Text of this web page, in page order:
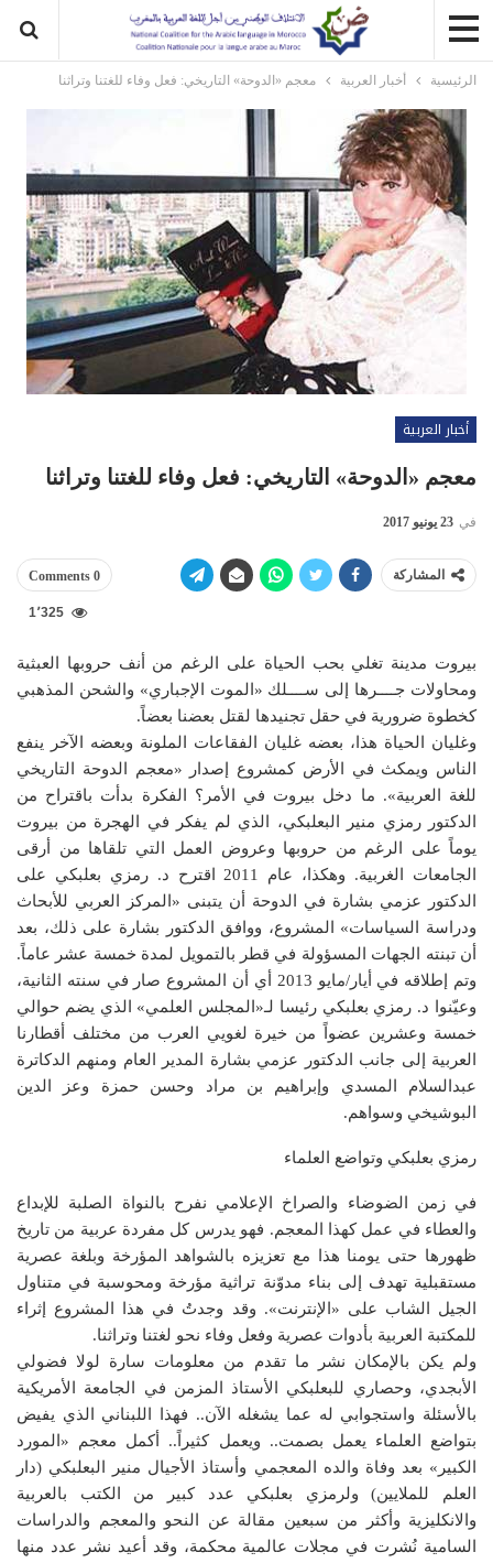
الرئيسية أخبار العربية معجم «الدوحة» التاريخي: فعل وفاء للغتنا وتراثنا
أخبار العربية
معجم «الدوحة» التاريخي: فعل وفاء للغتنا وتراثنا
في 23 يونيو 2017
المشاركة 0 Comments
1٬325
بيروت مدينة تغلي بحب الحياة على الرغم من أنف حروبها العبثية
ومحاولات جــــرها إلى ســــلك «الموت الإجباري» والشحن المذهبي
كخطوة ضرورية في حقل تجنيدها لقتل بعضنا بعضاً.
وغليان الحياة هذا، بعضه غليان الفقاعات الملونة وبعضه الآخر ينفع
الناس ويمكث في الأرض كمشروع إصدار «معجم الدوحة التاريخي
للغة العربية». ما دخل بيروت في الأمر؟ الفكرة بدأت باقتراح من
الدكتور رمزي منير البعلبكي، الذي لم يفكر في الهجرة من بيروت
يوماً على الرغم من حروبها وعروض العمل التي تلقاها من أرقى
الجامعات الغربية. وهكذا، عام 2011 اقترح د. رمزي بعلبكي على
الدكتور عزمي بشارة في الدوحة أن يتبنى «المركز العربي للأبحاث
ودراسة السياسات» المشروع، ووافق الدكتور بشارة على ذلك، بعد
أن تبنته الجهات المسؤولة في قطر بالتمويل لمدة خمسة عشر عاماً.
وتم إطلاقه في أيار/مايو 2013 أي أن المشروع صار في سنته الثانية،
وعيّنوا د. رمزي بعلبكي رئيسا لـ«المجلس العلمي» الذي يضم حوالي
خمسة وعشرين عضواً من خيرة لغويي العرب من مختلف أقطارنا
العربية إلى جانب الدكتور عزمي بشارة المدير العام ومنهم الدكاترة
عبدالسلام المسدي وإبراهيم بن مراد وحسن حمزة وعز الدين
البوشيخي وسواهم.
رمزي بعلبكي وتواضع العلماء
في زمن الضوضاء والصراخ الإعلامي نفرح بالنواة الصلبة للإبداع
والعطاء في عمل كهذا المعجم. فهو يدرس كل مفردة عربية من تاريخ
ظهورها حتى يومنا هذا مع تعزيزه بالشواهد المؤرخة وبلغة عصرية
مستقبلية تهدف إلى بناء مدوّنة تراثية مؤرخة ومحوسبة في متناول
الجيل الشاب على «الإنترنت». وقد وجدتُ في هذا المشروع إثراء
للمكتبة العربية بأدوات عصرية وفعل وفاء نحو لغتنا وتراثنا.
ولم يكن بالإمكان نشر ما تقدم من معلومات سارة لولا فضولي
الأبجدي، وحصاري للبعلبكي الأستاذ المزمن في الجامعة الأمريكية
بالأسئلة واستجوابي له عما يشغله الآن.. فهذا اللبناني الذي يفيض
بتواضع العلماء يعمل بصمت.. ويعمل كثيراً.. أكمل معجم «المورد
الكبير» بعد وفاة والده المعجمي وأستاذ الأجيال منير البعلبكي (دار
العلم للملايين) ولرمزي بعلبكي عدد كبير من الكتب بالعربية
والانكليزية وأكثر من سبعين مقالة عن النحو والمعجم والدراسات
السامية نُشرت في مجلات عالمية محكمة، وقد أعيد نشر عدد منها